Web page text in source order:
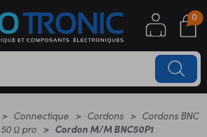
0
Connectique Cordons
Cordons BNC
Ω pro
Cordon M/M BNC50P1